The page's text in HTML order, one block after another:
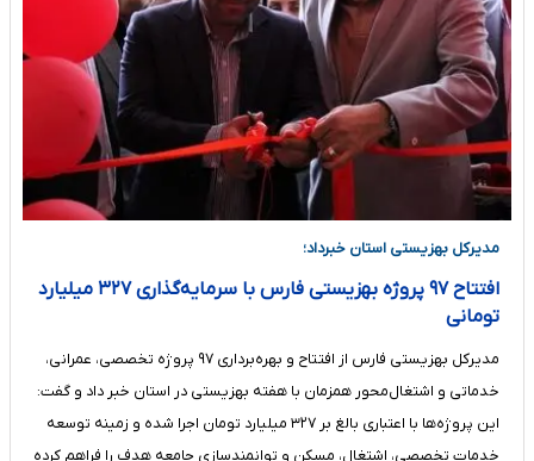
مدیرکل بهزیستی استان خبرداد؛
افتتاح ۹۷ پروژه بهزیستی فارس با سرمایه‌گذاری ۳۲۷ میلیارد
تومانی
مدیرکل بهزیستی فارس از افتتاح و بهره‌برداری ۹۷ پروژه تخصصی، عمرانی،
خدماتی و اشتغال‌محور همزمان با هفته بهزیستی در استان خبر داد و گفت:
این پروژه‌ها با اعتباری بالغ بر ۳۲۷ میلیارد تومان اجرا شده و زمینه توسعه
خدمات تخصصی، اشتغال، مسکن و توانمندسازی جامعه هدف را فراهم کرده